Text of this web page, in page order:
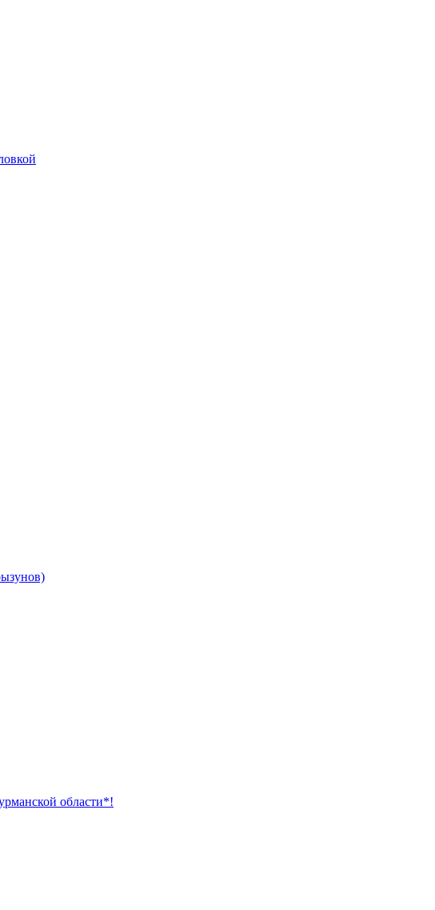
области*!